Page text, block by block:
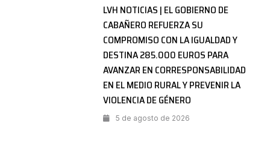
LVH NOTICIAS | EL GOBIERNO DE
CABAÑERO REFUERZA SU
COMPROMISO CON LA IGUALDAD Y
DESTINA 285.000 EUROS PARA
AVANZAR EN CORRESPONSABILIDAD
EN EL MEDIO RURAL Y PREVENIR LA
VIOLENCIA DE GÉNERO
5 de agosto de 2026